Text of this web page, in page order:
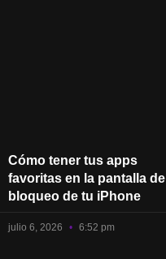
Cómo tener tus apps
favoritas en la pantalla de
bloqueo de tu iPhone
julio 6, 2026 6:52 pm